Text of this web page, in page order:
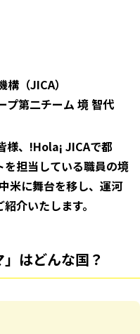
（JICA）
プ第二チーム 境 智代
様、!Hola¡ JICAで都
担当している職員の境
米に舞台を移し、運河
介いたします。
はどんな国？